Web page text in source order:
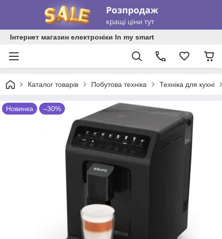
Інтернет магазин електроніки In my smart
Каталог товарів Побутова техніка Техніка для кухні
Новинка –30%